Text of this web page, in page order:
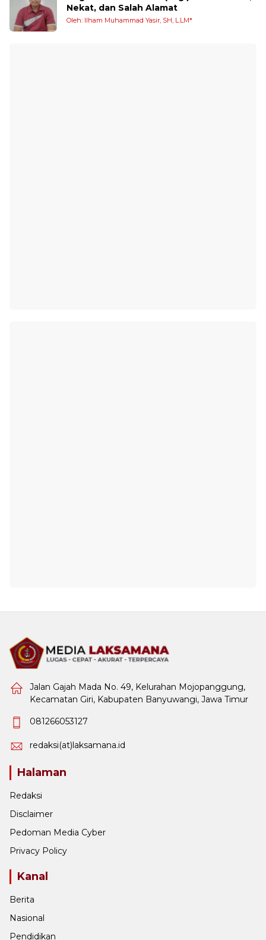
Nekat, dan Salah Alamat
Oleh: Ilham Muhammad Yasir, SH, L.LM*
Jalan Gajah Mada No. 49, Kelurahan Mojopanggung,
Kecamatan Giri, Kabupaten Banyuwangi, Jawa Timur
081266053127
redaksi(at)laksamana.id
Halaman
Redaksi
Disclaimer
Pedoman Media Cyber
Privacy Policy
Kanal
Berita
Nasional
Pendidikan